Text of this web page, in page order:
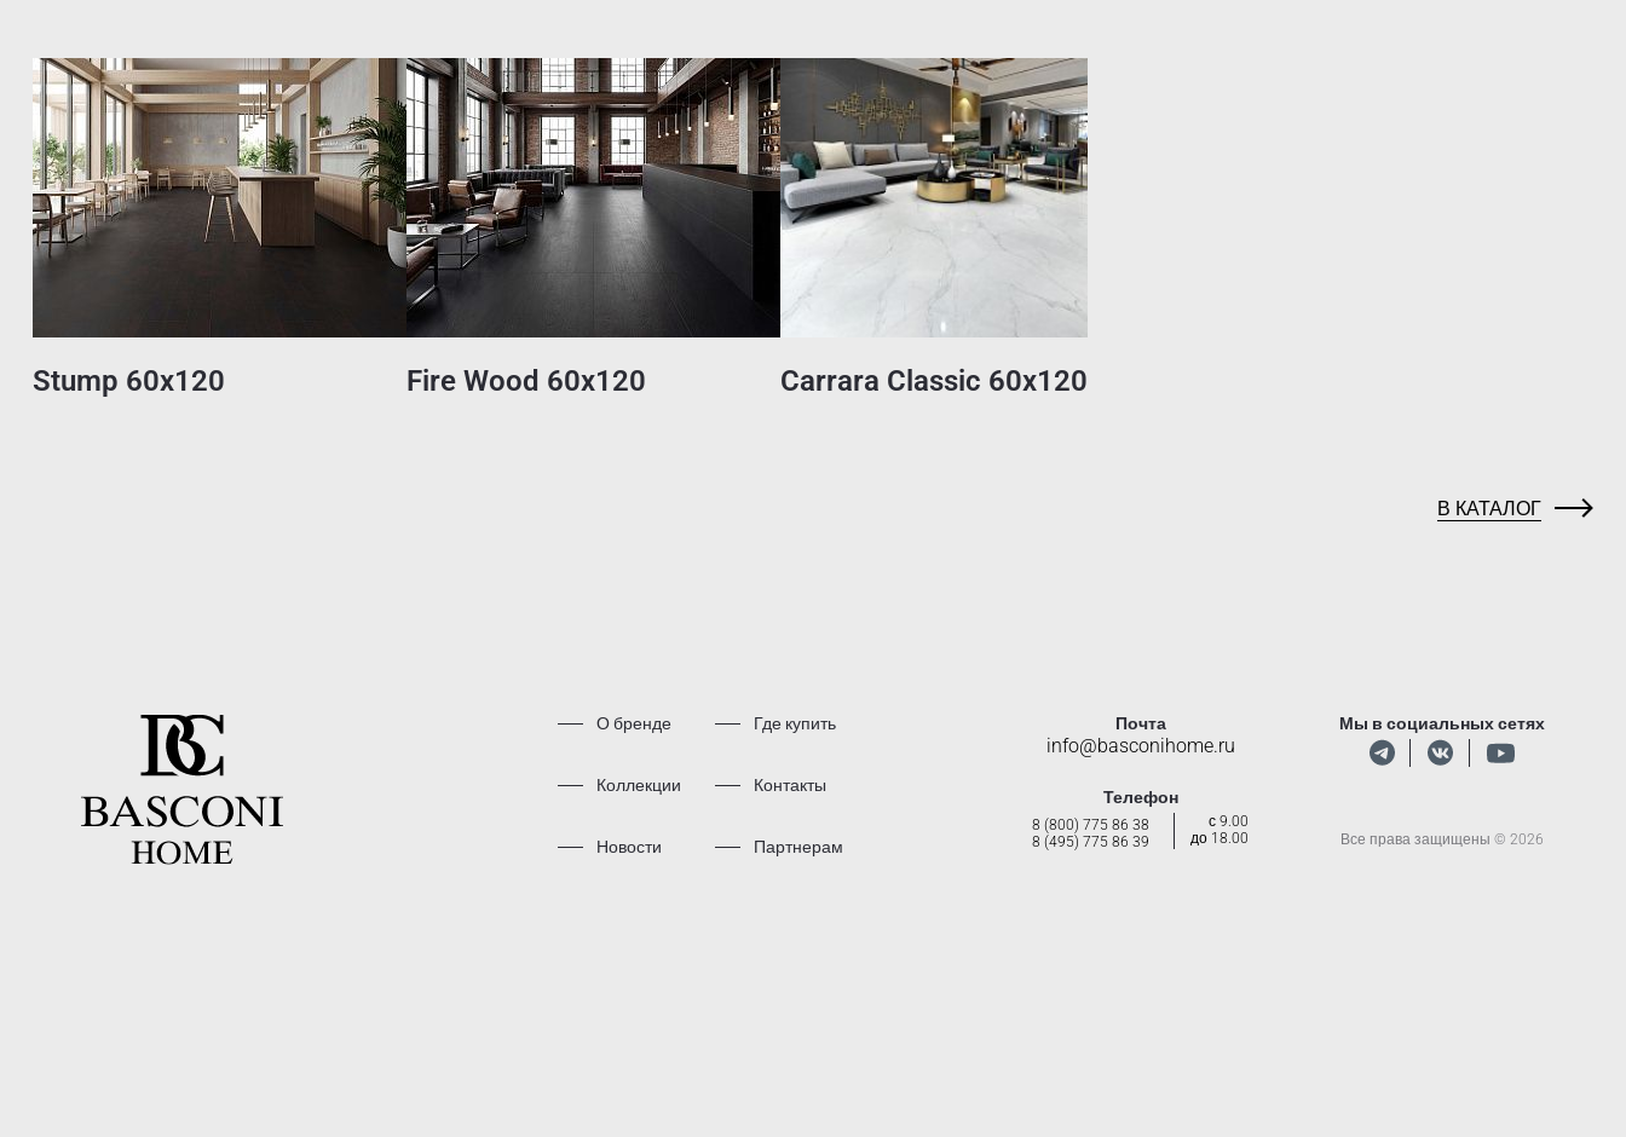
Stump 60x120 Fire Wood 60x120 Carrara Classic 60x120
В КАТАЛОГ
О бренде Где купить
Коллекции Контакты
Новости Партнерам
Почта
info@basconihome.ru
Телефон
8 (800) 775 86 38
8 (495) 775 86 39
с 9.00
до 18.00
Мы в социальных сетях
Все права защищены © 2026